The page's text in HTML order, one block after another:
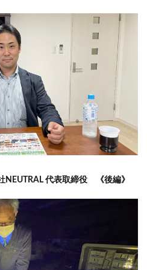
代表取締役 《後編》